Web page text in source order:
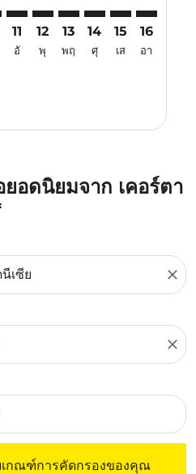
11
อั
12
พุ
13
พฤ
14
ศุ
15
เส
16
อา
ยอดนิยมจาก เคอร์ตา
close
close
เกณฑ์การคัดกรองของคุณ